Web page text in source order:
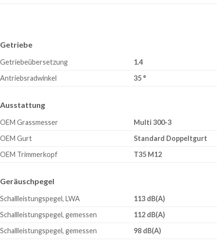
Getriebe
Getriebeübersetzung
1.4
Antriebsradwinkel
35 °
Ausstattung
OEM Grassmesser
Multi 300-3
OEM Gurt
Standard Doppeltgurt
OEM Trimmerkopf
T35 M12
Geräuschpegel
Schallleistungspegel, LWA
113 dB(A)
Schallleistungspegel, gemessen
112 dB(A)
Schallleistungspegel, gemessen
98 dB(A)